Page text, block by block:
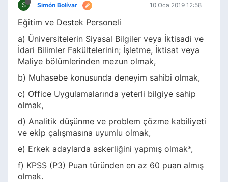
S Simón Bolívar 10 Oca 2019 12:58
Eğitim ve Destek Personeli
a) Üniversitelerin Siyasal Bilgiler veya İktisadi ve
İdari Bilimler Fakültelerinin; İşletme, İktisat veya
Maliye bölümlerinden mezun olmak,
b) Muhasebe konusunda deneyim sahibi olmak,
c) Office Uygulamalarında yeterli bilgiye sahip
olmak,
d) Analitik düşünme ve problem çözme kabiliyeti
ve ekip çalışmasına uyumlu olmak,
e) Erkek adaylarda askerliğini yapmış olmak*,
f) KPSS (P3) Puan türünden en az 60 puan almış
olmak.